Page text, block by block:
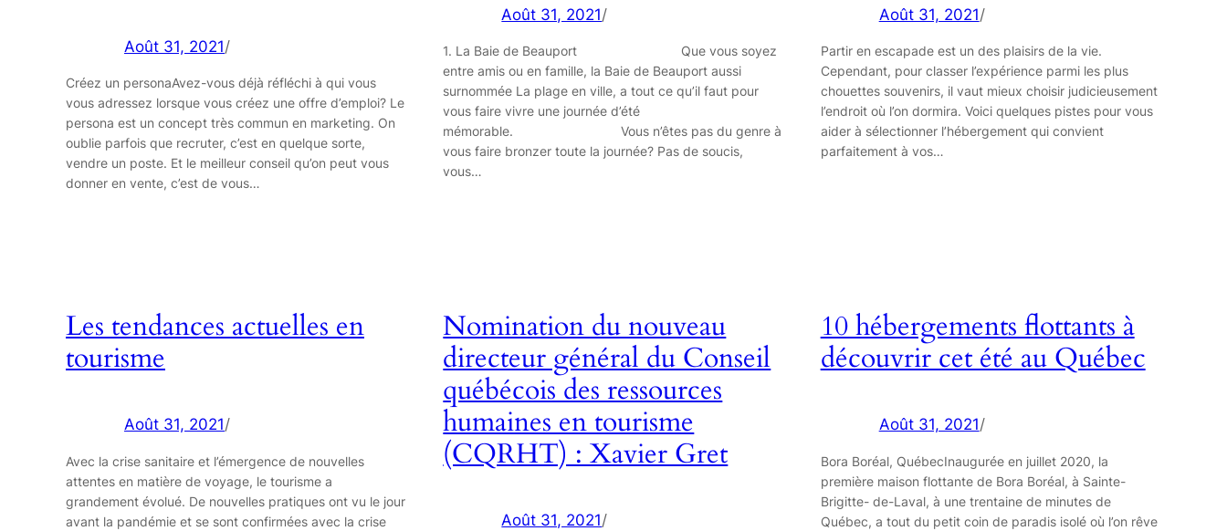
Août 31, 2021/
Créez un personaAvez-vous déjà réfléchi à qui vous
vous adressez lorsque vous créez une offre d’emploi? Le
persona est un concept très commun en marketing. On
oublie parfois que recruter, c’est en quelque sorte,
vendre un poste. Et le meilleur conseil qu’on peut vous
donner en vente, c’est de vous…
Août 31, 2021/
1. La Baie de Beauport ⠀⠀⠀⠀⠀⠀⠀⠀⠀⠀⠀Que vous soyez
entre amis ou en famille, la Baie de Beauport aussi
surnommée La plage en ville, a tout ce qu’il faut pour
vous faire vivre une journée d’été
mémorable. ⠀⠀⠀⠀⠀⠀⠀⠀⠀⠀⠀Vous n’êtes pas du genre à
vous faire bronzer toute la journée? Pas de soucis,
vous…
Août 31, 2021/
Partir en escapade est un des plaisirs de la vie.
Cependant, pour classer l’expérience parmi les plus
chouettes souvenirs, il vaut mieux choisir judicieusement
l’endroit où l’on dormira. Voici quelques pistes pour vous
aider à sélectionner l’hébergement qui convient
parfaitement à vos…
Les tendances actuelles en
tourisme
Août 31, 2021/
Avec la crise sanitaire et l’émergence de nouvelles
attentes en matière de voyage, le tourisme a
grandement évolué. De nouvelles pratiques ont vu le jour
avant la pandémie et se sont confirmées avec la crise
Nomination du nouveau
directeur général du Conseil
québécois des ressources
humaines en tourisme
(CQRHT) : Xavier Gret
Août 31, 2021/
10 hébergements flottants à
découvrir cet été au Québec
Août 31, 2021/
Bora Boréal, QuébecInaugurée en juillet 2020, la
première maison flottante de Bora Boréal, à Sainte-
Brigitte- de-Laval, à une trentaine de minutes de
Québec, a tout du petit coin de paradis isolé où l’on rêve